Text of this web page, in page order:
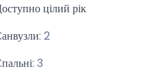
цілий рік
:2
:3